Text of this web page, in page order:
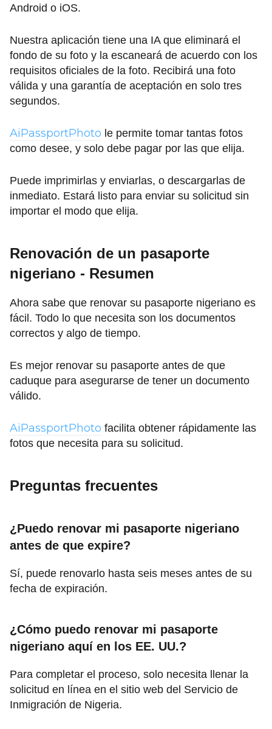
Android o iOS.
Nuestra aplicación tiene una IA que eliminará el
fondo de su foto y la escaneará de acuerdo con los
requisitos oficiales de la foto. Recibirá una foto
válida y una garantía de aceptación en solo tres
segundos.
AiPassportPhoto le permite tomar tantas fotos
como desee, y solo debe pagar por las que elija.
Puede imprimirlas y enviarlas, o descargarlas de
inmediato. Estará listo para enviar su solicitud sin
importar el modo que elija.
Renovación de un pasaporte
nigeriano - Resumen
Ahora sabe que renovar su pasaporte nigeriano es
fácil. Todo lo que necesita son los documentos
correctos y algo de tiempo.
Es mejor renovar su pasaporte antes de que
caduque para asegurarse de tener un documento
válido.
AiPassportPhoto facilita obtener rápidamente las
fotos que necesita para su solicitud.
Preguntas frecuentes
¿Puedo renovar mi pasaporte nigeriano
antes de que expire?
Sí, puede renovarlo hasta seis meses antes de su
fecha de expiración.
¿Cómo puedo renovar mi pasaporte
nigeriano aquí en los EE. UU.?
Para completar el proceso, solo necesita llenar la
solicitud en línea en el sitio web del Servicio de
Inmigración de Nigeria.